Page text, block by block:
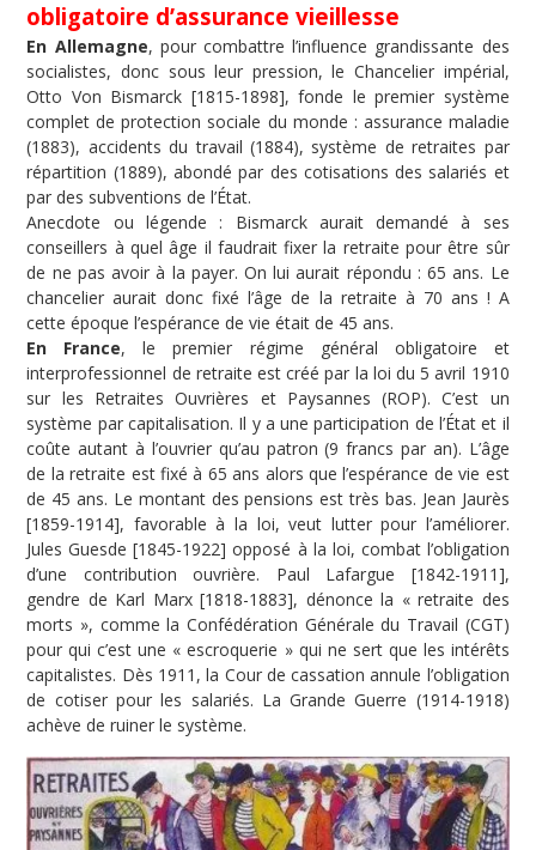
obligatoire d’assurance vieillesse
En Allemagne, pour combattre l’influence grandissante des
socialistes, donc sous leur pression, le Chancelier impérial,
Otto Von Bismarck [1815-1898], fonde le premier système
complet de protection sociale du monde : assurance maladie
(1883), accidents du travail (1884), système de retraites par
répartition (1889), abondé par des cotisations des salariés et
par des subventions de l’État.
Anecdote ou légende : Bismarck aurait demandé à ses
conseillers à quel âge il faudrait fixer la retraite pour être sûr
de ne pas avoir à la payer. On lui aurait répondu : 65 ans. Le
chancelier aurait donc fixé l’âge de la retraite à 70 ans ! A
cette époque l’espérance de vie était de 45 ans.
En France, le premier régime général obligatoire et
interprofessionnel de retraite est créé par la loi du 5 avril 1910
sur les Retraites Ouvrières et Paysannes (ROP). C’est un
système par capitalisation. Il y a une participation de l’État et il
coûte autant à l’ouvrier qu’au patron (9 francs par an). L’âge
de la retraite est fixé à 65 ans alors que l’espérance de vie est
de 45 ans. Le montant des pensions est très bas. Jean Jaurès
[1859-1914], favorable à la loi, veut lutter pour l’améliorer.
Jules Guesde [1845-1922] opposé à la loi, combat l’obligation
d’une contribution ouvrière. Paul Lafargue [1842-1911],
gendre de Karl Marx [1818-1883], dénonce la « retraite des
morts », comme la Confédération Générale du Travail (CGT)
pour qui c’est une « escroquerie » qui ne sert que les intérêts
capitalistes. Dès 1911, la Cour de cassation annule l’obligation
de cotiser pour les salariés. La Grande Guerre (1914-1918)
achève de ruiner le système.